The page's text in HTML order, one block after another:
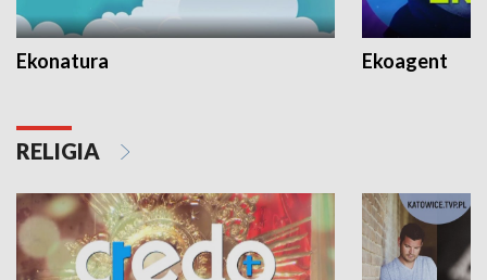
Ekonatura Ekoagent
RELIGIA